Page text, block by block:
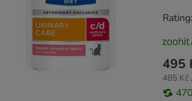
495
485 Kč